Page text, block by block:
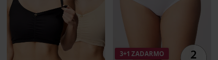
3+1 ZADARMO